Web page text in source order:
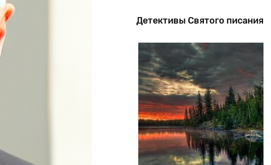
Детективы Святого писания